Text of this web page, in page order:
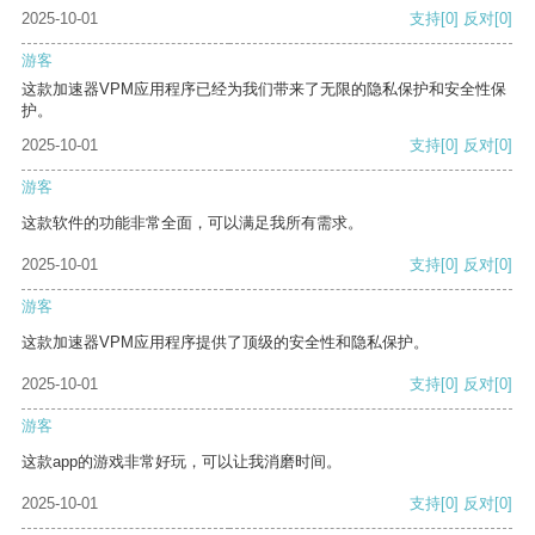
2025-10-01 支持[0] 反对[0]
游客
这款加速器VPM应用程序已经为我们带来了无限的隐私保护和安全性保
护。
2025-10-01
支持[0] 反对[0]
游客
这款软件的功能非常全面，可以满足我所有需求。
2025-10-01 支持[0] 反对[0]
游客
这款加速器VPM应用程序提供了顶级的安全性和隐私保护。
2025-10-01 支持[0] 反对[0]
游客
这款app的游戏非常好玩，可以让我消磨时间。
2025-10-01 支持[0] 反对[0]